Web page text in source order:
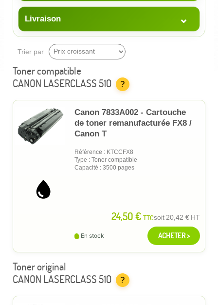
Livraison ⌄
Trier par
Toner compatible
CANON LASERCLASS 510
?
Canon 7833A002 - Cartouche
de toner remanufacturée FX8 /
Canon T
Référence : KTCCFX8
Type : Toner compatible
Capacité : 3500 pages
24,50 € TTCsoit20,42 € HT
En stock ACHETER >
Toner original
CANON LASERCLASS 510
?